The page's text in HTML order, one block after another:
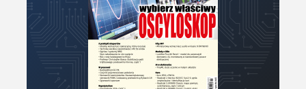
Podzespoły bierne
Półprzewodniki
Pomiary i testy
Projektowanie